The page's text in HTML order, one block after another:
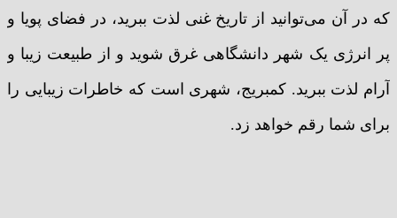
که در آن می‌توانید از تاریخ غنی لذت ببرید، در فضای پویا و
پر انرژی یک شهر دانشگاهی غرق شوید و از طبیعت زیبا و
آرام لذت ببرید. کمبریج، شهری است که خاطرات زیبایی را
برای شما رقم خواهد زد.